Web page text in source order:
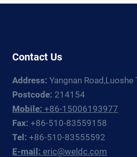
IDAK D
DEL
ASISTENTE
DE
DESMITIFICANDO
LAS
MARAVILLAS
Contact Us
Address: Yangnan Road,Luoshe
Postcode: 214154
Mobile: +86-15006193977
Fax: +86-510-83559158
Tel: +86-510-83555592
E-mail: eric@weldc.com